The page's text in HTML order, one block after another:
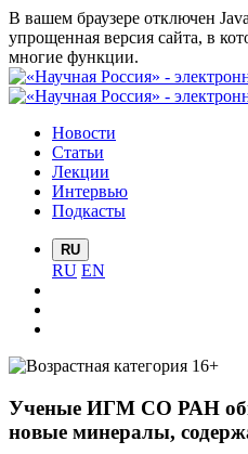
В вашем браузере отключен
упрощенная версия сайта, в
многие функции.
Новости
Статьи
Лекции
Интервью
Подкасты
RU
RU EN
Ученые ИГМ СО РАН
новые минералы,